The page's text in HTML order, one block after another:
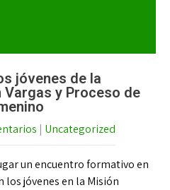
jóvenes de la
Vargas y Proceso de
| Uncategorized
un encuentro formativo en
los jóvenes en la Misión